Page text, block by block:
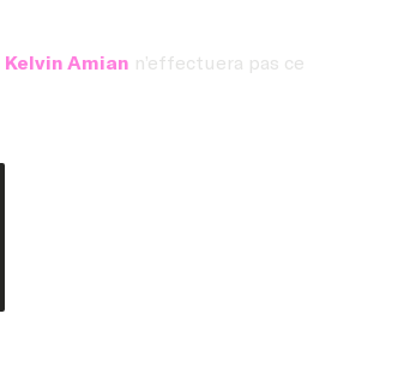
Kelvin Amian n’effectuera pas ce